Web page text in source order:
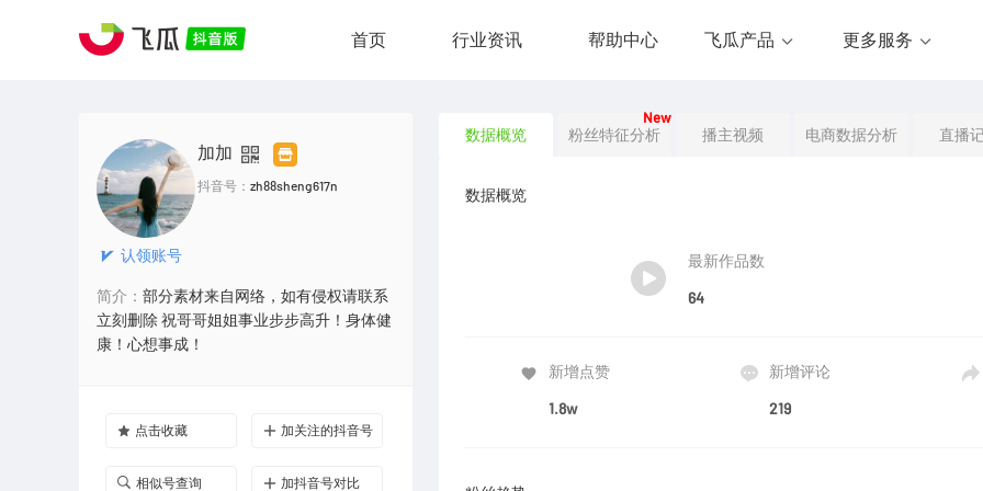
首页 行业资讯 帮助中心 飞瓜产品 更多服务
认领账号
加加
抖音号： zh88sheng617n
简介： 部分素材来自网络，如有侵权请联系
立刻删除 祝哥哥姐姐事业步步高升！身体健
康！心想事成！
点击收藏 加关注的抖音号
相似号查询 加抖音号对比
数据概览 粉丝特征分析
New
播主视频 电商数据分析 直播
数据概览
最新作品数
64
新增点赞
1.8w
新增评论
219